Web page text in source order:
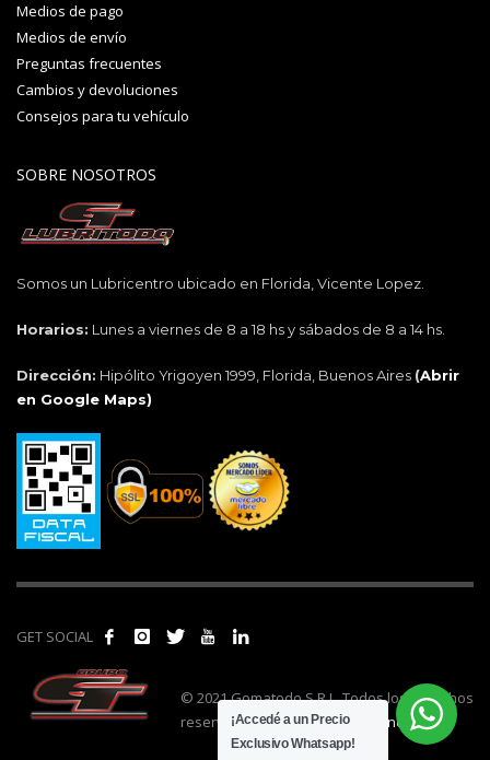
Medios de pago
Medios de envío
Preguntas frecuentes
Cambios y devoluciones
Consejos para tu vehículo
SOBRE NOSOTROS
Somos un Lubricentro ubicado en Florida, Vicente Lopez.
Horarios: Lunes a viernes de 8 a 18 hs y sábados de 8 a 14 hs.
Dirección: Hipólito Yrigoyen 1999, Florida, Buenos Aires (Abrir
en Google Maps)
GET SOCIAL
© 2021 Gomatodo S.R.L. Todos los derechos
reservados. | Realizado por
cónclave.
¡Accedé a un Precio
Exclusivo Whatsapp!